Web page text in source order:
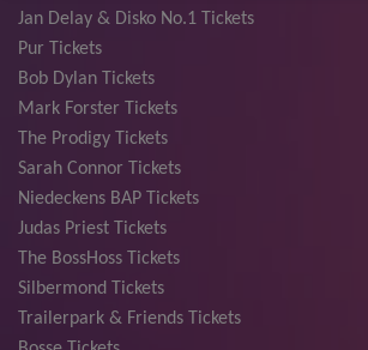
Jan Delay & Disko No.1 Tickets
Pur Tickets
Bob Dylan Tickets
Mark Forster Tickets
The Prodigy Tickets
Sarah Connor Tickets
Niedeckens BAP Tickets
Judas Priest Tickets
The BossHoss Tickets
Silbermond Tickets
Trailerpark & Friends Tickets